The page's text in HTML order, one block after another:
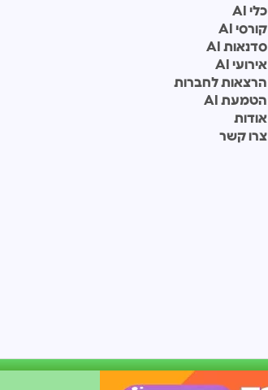
כלי AI
קורסי AI
סדנאות AI
אירועי AI
הרצאות לחברות
הטמעת AI
אודות
צרו קשר